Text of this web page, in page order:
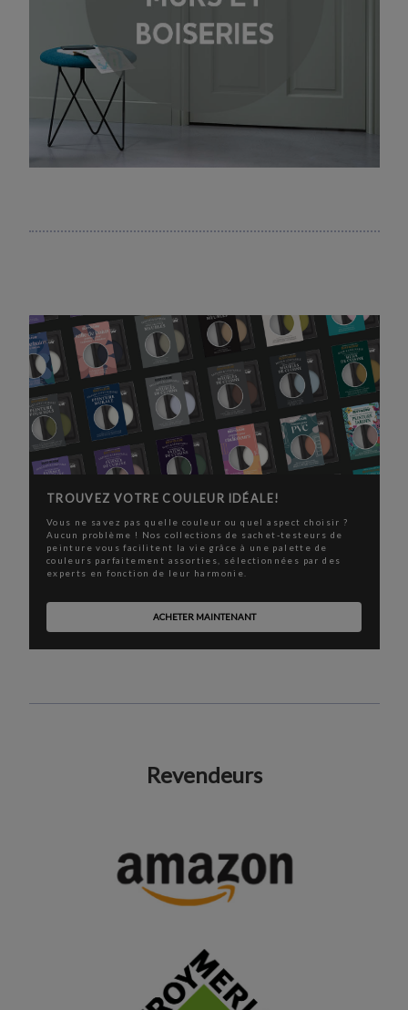
TROUVEZ VOTRE COULEUR IDÉALE!
Vous ne savez pas quelle couleur ou quel aspect choisir ?
Aucun problème ! Nos collections de sachet-testeurs de
peinture vous facilitent la vie grâce à une palette de
couleurs parfaitement assorties, sélectionnées par des
experts en fonction de leur harmonie.
ACHETER MAINTENANT
Revendeurs